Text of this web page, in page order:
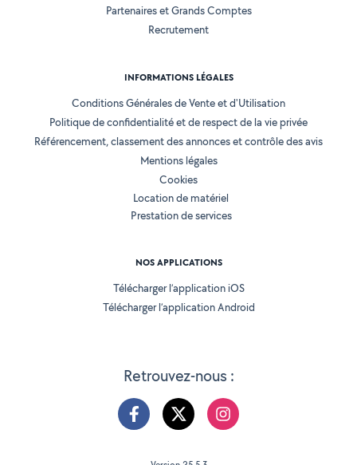
Retrouvez-nous :
Partenaires et Grands Comptes
Recrutement
INFORMATIONS LÉGALES
Conditions Générales de Vente et d'Utilisation
Politique de confidentialité et de respect de la vie privée
Référencement, classement des annonces et contrôle des avis
Mentions légales
Cookies
Location de matériel
Prestation de services
NOS APPLICATIONS
Télécharger l’application iOS
Télécharger l’application Android